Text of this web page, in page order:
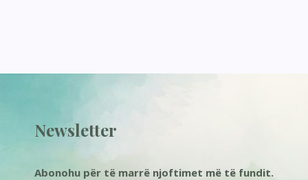
Newsletter
Abonohu për të marrë njoftimet më të fundit.